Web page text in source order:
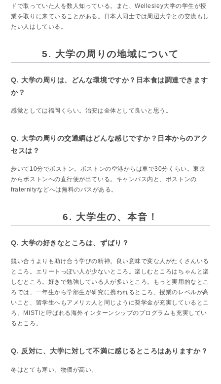
ドで取っていた人を数人知っている。また、Wellesley大学の学生が授
業を取りに来ていることがある。日本人同士では周辺大学との交流もし
たい人はしている。
5. 大学の周りの地域について
Q. 大学の周りは、どんな環境ですか？日本食は調達できます
か？
感覚としては福岡くらい。治安は全体として良いと思う。
Q. 大学の周りの交通網はどんな感じですか？日本からのアク
セスは？
歩いて10分でボストン。ボストンの空港からは車で30分くらい。東京
からボストンへの直行便が出ている。キャンパス内と、ボストンの
fraternityなどへは無料のバスがある。
6. 大学生の、本音！
Q. 大学の好きなところは、ずばり？
競い合うよりも助け合う学びの精神。良い意味で変な人がたくさんいる
ところ。エリートっぽい人が少ないところ。楽しむところはちゃんと楽
しむところ。好きで勉強している人が多いところ。もっと実用的なとこ
ろでは、一年生から学部生が研究に携われるところ、授業のレベルが高
いこと、留学生へもアメリカ人と同じように奨学金が充実しているとこ
ろ、MISTIと呼ばれる海外インターンシップのプログラムも充実してい
るところ。
Q. 反対に、大学に対して不満に感じるところはありますか？
冬はとても寒い。物価が高い。